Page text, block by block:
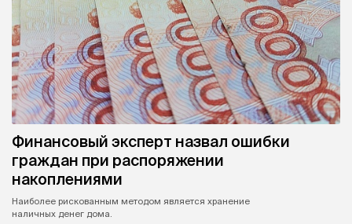
Финансовый эксперт назвал ошибки
граждан при распоряжении
накоплениями
Наиболее рискованным методом является хранение
наличных денег дома.